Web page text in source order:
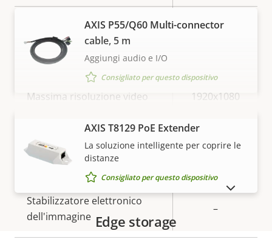
proprietà
proprietà
Assistenza orientamento -
Video
Descrizione
Valore
proprietà
Massima risoluzione video 1920x1080
Fotogrammi massimi al
secondo *
Riprese diurne/notturne
Stabilizzatore elettronico
dell'immagine
–
VISUALIZZA DI PIÙ
AXIS P55/Q60 Multi-connector
cable, 5 m
Aggiungi audio e I/O
Consigliato per questo dispositivo
AXIS T8129 PoE Extender
La soluzione intelligente per coprire le
distanze
Consigliato per questo dispositivo
Edge storage